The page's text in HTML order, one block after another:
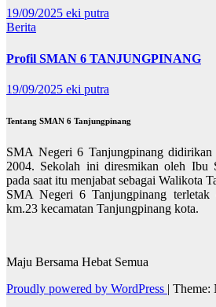
19/09/2025 eki putra
Berita
Profil SMAN 6 TANJUNGPINANG
19/09/2025 eki putra
Tentang SMAN 6 Tanjungpinang
SMA Negeri 6 Tanjungpinang
2004. Sekolah ini diresmikan oleh Ibu
pada saat itu menjabat sebagai Walikota
SMA Negeri 6 Tanjungpinang terletak
km.23 kecamatan Tanjungpinang kota.
Maju Bersama Hebat Semua
Proudly powered by WordPress | Theme: